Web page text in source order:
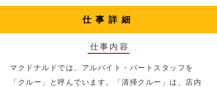
仕事詳細
仕事内容
マクドナルドでは、アルバイト・パートスタッフを
「クルー」と呼んでいます。「清掃クルー」は、店内